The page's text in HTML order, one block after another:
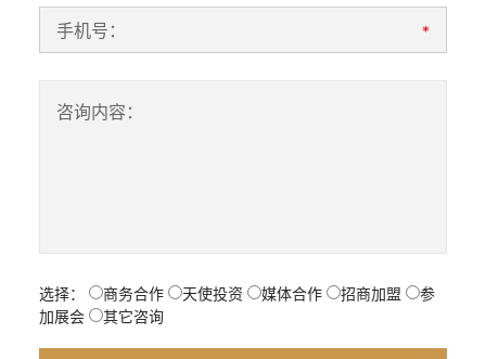
手机号： *
咨询内容：
选择： 商务合作 天使投资 媒体合作 招商加盟
参
加展会
其它咨询